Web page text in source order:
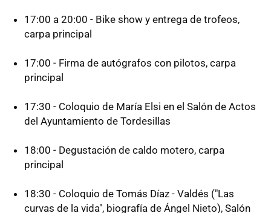
17:00 a 20:00 - Bike show y entrega de trofeos,
carpa principal
17:00 - Firma de autógrafos con pilotos, carpa
principal
17:30 - Coloquio de María Elsi en el Salón de Actos
del Ayuntamiento de Tordesillas
18:00 - Degustación de caldo motero, carpa
principal
18:30 - Coloquio de Tomás Díaz - Valdés ("Las
curvas de la vida", biografía de Ángel Nieto), Salón